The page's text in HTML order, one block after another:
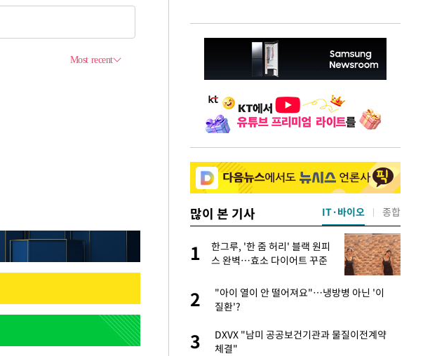
많이 본 기사
정웅인 첫째 딸, 연기자 지
망…또 배우 꿈꾸는 스타 2세
1000대 보급 추진
황기순 "원정 도박으로 전 재산 잃고 필리핀
도피"
1
한그루, '한 줌 허리' 블랙 원피
스 완벽…효소 다이어트 꾸준
2
"아이 열이 안 떨어져요"…냉방병 아닌 '이
질환'?
3
DXVX "남미 공공보건기관과 물질이전계약
체결"
IT·바이오 종합